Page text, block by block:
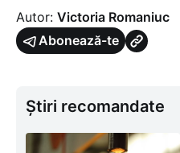
Autor: Victoria Romaniuc
Abonează-te
Știri recomandate